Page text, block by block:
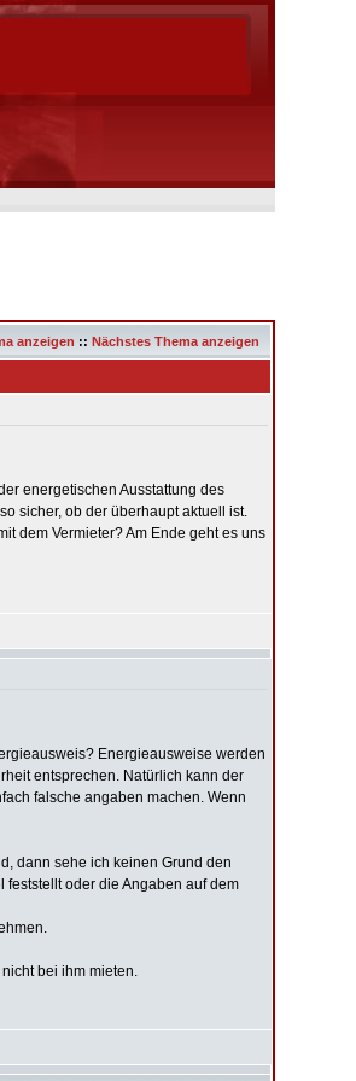
anzeigen :: Nächstes Thema anzeigen
energetischen Ausstattung des
sicher, ob der überhaupt aktuell ist.
dem Vermieter? Am Ende geht es uns
Energieausweise werden
entsprechen. Natürlich kann der
falsche angaben machen. Wenn
dann sehe ich keinen Grund den
oder die Angaben auf dem
bei ihm mieten.